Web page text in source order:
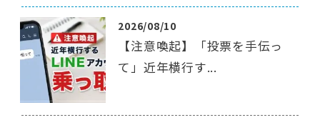
2026/08/10
【注意喚起】「投票を手伝っ
て」近年横行す...